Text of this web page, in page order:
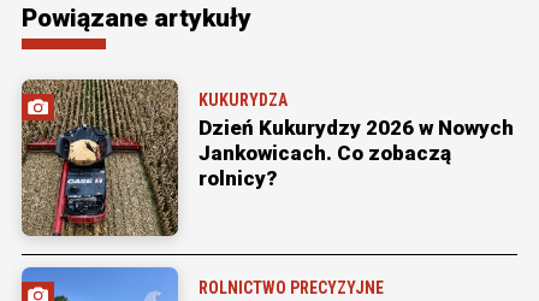
Powiązane artykuły
KUKURYDZA
Dzień Kukurydzy 2026 w Nowych
Jankowicach. Co zobaczą
rolnicy?
ROLNICTWO PRECYZYJNE